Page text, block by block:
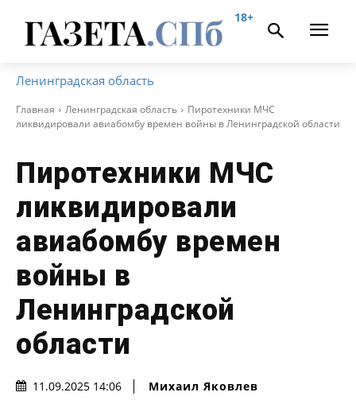
18+
Ленинградская область
Главная Ленинградская область
Пиротехники МЧС
ликвидировали авиабомбу времен войны в Ленинградской области
Пиротехники МЧС
ликвидировали
авиабомбу времен
войны в
Ленинградской
области
11.09.2025 14:06 Михаил Яковлев